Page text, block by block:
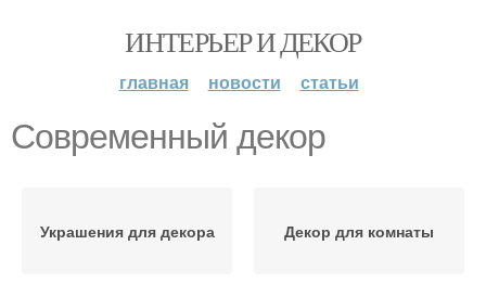
ИНТЕРЬЕР И ДЕКОР
главная новости статьи
Современный декор
Украшения для декора Декор для комнаты